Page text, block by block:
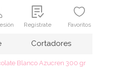
Regístrate Favoritos
Cortadores
Blanco Azucren 300 gr